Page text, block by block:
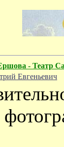
- Театр
Евгеньевич